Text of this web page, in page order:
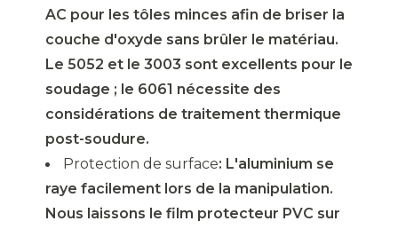
AC pour les tôles minces afin de briser la
couche d'oxyde sans brûler le matériau.
Le 5052 et le 3003 sont excellents pour le
soudage ; le 6061 nécessite des
considérations de traitement thermique
post-soudure.
Protection de surface: L'aluminium se
raye facilement lors de la manipulation.
Nous laissons le film protecteur PVC sur